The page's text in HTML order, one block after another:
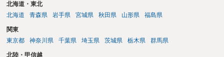
北海道・東北
北海道
青森県 岩手県 宮城県 秋田県 山形県 福島県
関東
東京都
神奈川県 千葉県 埼玉県 茨城県 栃木県 群馬県
北陸・甲信越